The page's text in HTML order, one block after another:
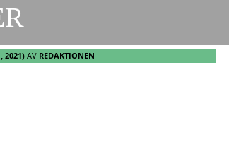
2021) AV REDAKTIONEN